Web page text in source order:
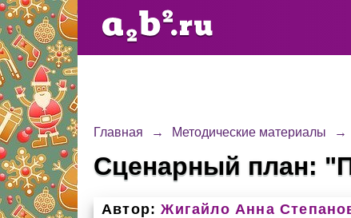
Главная → Методические материалы →
Сценарный план:
Автор: Жигайло Анна